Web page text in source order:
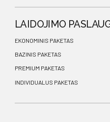
LAIDOJIMO
EKONOMINIS PAKETAS
BAZINIS PAKETAS
PREMIUM PAKETAS
INDIVIDUALUS PAKETAS